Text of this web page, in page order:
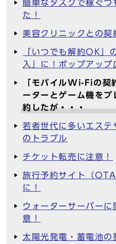
簡単なタスクで稼ぐつ
た！
美容クリニックとの契
「いつでも解約OK」
入」に！ポップアップ
「モバイルWi-Fiの契
ーターとゲーム機を
約したが・・・
若者世代に多いエステ
のトラブル
チケット転売に注意！
旅行予約サイト（
に！
ウォーターサーバー
意！
太陽光発電・蓄電池の